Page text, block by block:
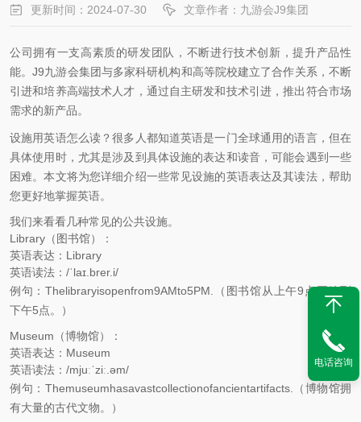
更新时间：2024-07-30 文章作者：九游会J9集团
公司拥有一支高素质的研发团队，不断进行技术创新，提升产品性
能。J9九游会集团与多家科研机构和高等院校建立了合作关系，不断
引进和培养高端技术人才，通过自主研发和技术引进，推出符合市场
需求的新产品。
设施用英语怎么读？很多人都知道英语是一门全球通用的语言，但在
具体使用时，尤其是涉及到具体设施的表达和读音，可能会遇到一些
困难。本文将为您详细介绍一些常见设施的英语表达及其读法，帮助
您更好地掌握英语。
我们来看看几种常见的公共设施。
Library（图书馆）：
英语表达：Library
英语读法：/ˈlaɪ.brer.i/
例句：Thelibraryisopenfrom9AMto5PM.（图书馆从上午9点开放到
下午5点。）
Museum（博物馆）：
英语表达：Museum
英语读法：/mjuːˈziː.əm/
例句：Themuseumhasavastcollectionofancientartifacts.（博物馆拥
有大量的古代文物。）
电话咨询